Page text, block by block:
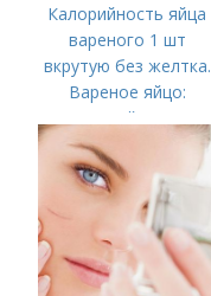
Калорийность яйца
вареного 1 шт
вкрутую без желтка.
Вареное яйцо:
калорийность